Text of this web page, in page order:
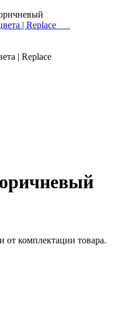
от комплектации товара.